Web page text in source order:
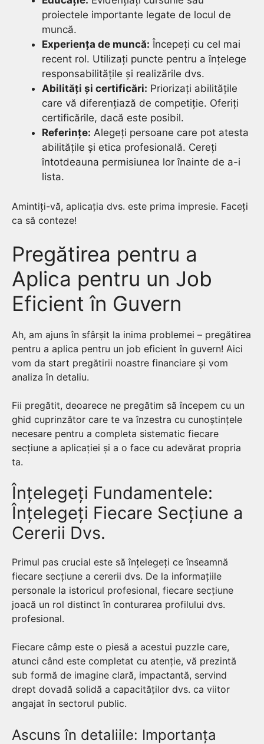
proiectele importante legate de locul de
muncă.
Experiența de muncă: Începeți cu cel mai
recent rol. Utilizați puncte pentru a înțelege
responsabilitățile și realizările dvs.
Abilități și certificări: Priorizați abilitățile
care vă diferențiază de competiție. Oferiți
certificările, dacă este posibil.
Referințe: Alegeți persoane care pot atesta
abilitățile și etica profesională. Cereți
întotdeauna permisiunea lor înainte de a-i
lista.
Amintiți-vă, aplicația dvs. este prima impresie. Faceți
ca să conteze!
Pregătirea pentru a
Aplica pentru un Job
Eficient în Guvern
Ah, am ajuns în sfârșit la inima problemei – pregătirea
pentru a aplica pentru un job eficient în guvern! Aici
vom da start pregătirii noastre financiare și vom
analiza în detaliu.
Fii pregătit, deoarece ne pregătim să începem cu un
ghid cuprinzător care te va înzestra cu cunoștințele
necesare pentru a completa sistematic fiecare
secțiune a aplicației și a o face cu adevărat propria
ta.
Înțelegeți Fundamentele:
Înțelegeți Fiecare Secțiune a
Cererii Dvs.
Primul pas crucial este să înțelegeți ce înseamnă
fiecare secțiune a cererii dvs. De la informațiile
personale la istoricul profesional, fiecare secțiune
joacă un rol distinct în conturarea profilului dvs.
profesional.
Fiecare câmp este o piesă a acestui puzzle care,
atunci când este completat cu atenție, vă prezintă
sub formă de imagine clară, impactantă, servind
drept dovadă solidă a capacităților dvs. ca viitor
angajat în sectorul public.
Ascuns în detaliile: Importanța